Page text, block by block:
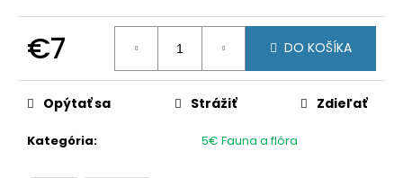
€7
cena:
DO KOŠÍKA
Kategória: 5€ Fauna a flóra
Opýtať sa Strážiť Zdieľať
HĽADAŤ
O
p